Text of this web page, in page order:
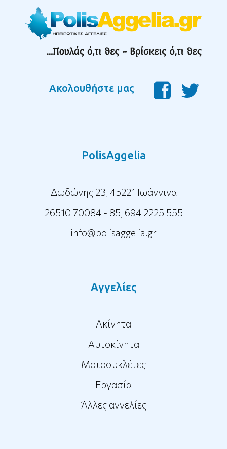
Ακολουθήστε μας
PolisAggelia
Δωδώνης 23, 45221 Ιωάννινα
26510 70084 - 85, 694 2225 555
info@polisaggelia.gr
Αγγελίες
Ακίνητα
Αυτοκίνητα
Μοτοσυκλέτες
Εργασία
Άλλες αγγελίες